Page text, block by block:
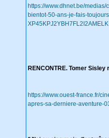
https://www.dhnet.be/
bientot-50-ans-je-fais-
RENCONTRE. Tomer
https://www.ouest-france.fr/
apres-sa-derniere-aventure-